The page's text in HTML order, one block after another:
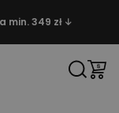
min. 349 zł ↓